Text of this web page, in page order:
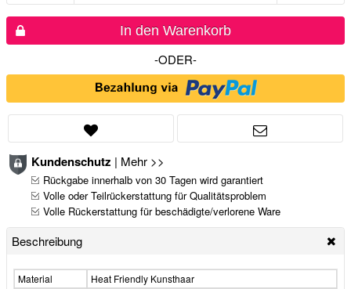
In den Warenkorb
-ODER-
Kundenschutz | Mehr >>
Rückgabe innerhalb von 30 Tagen wird garantiert
Volle oder Teilrückerstattung für Qualitätsproblem
Volle Rückerstattung für beschädigte/verlorene Ware
Beschreibung
Material
Heat Friendly Kunsthaar